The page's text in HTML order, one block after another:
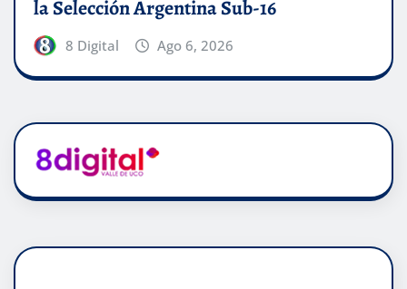
la Selección Argentina Sub-16
8 Digital Ago 6, 2026